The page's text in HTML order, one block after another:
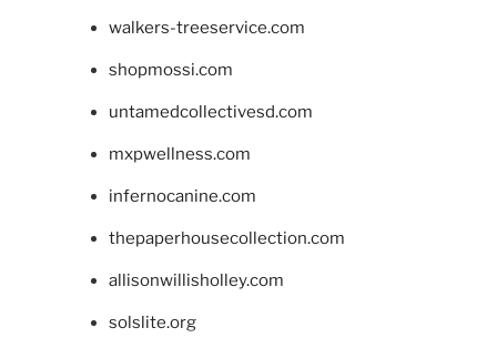
walkers-treeservice.com
shopmossi.com
untamedcollectivesd.com
mxpwellness.com
infernocanine.com
thepaperhousecollection.com
allisonwillisholley.com
solslite.org